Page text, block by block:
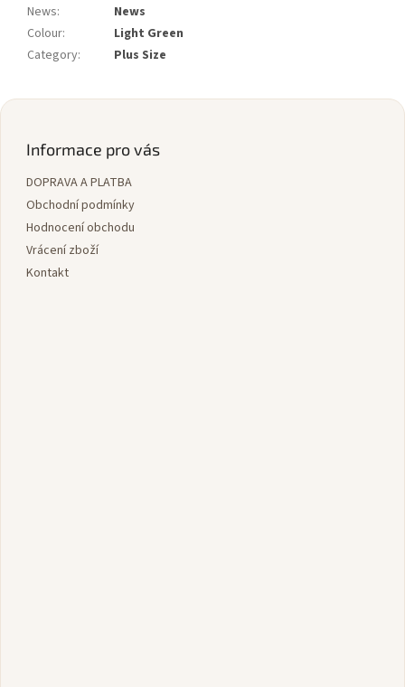
News:
News
Colour:
Light Green
Category: Plus Size
Z
Informace pro vás
DOPRAVA A PLATBA
Obchodní podmínky
Hodnocení obchodu
Vrácení zboží
Kontakt